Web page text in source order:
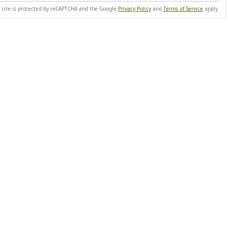
site is protected by reCAPTCHA and the Google Privacy Policy and Terms of Service apply.